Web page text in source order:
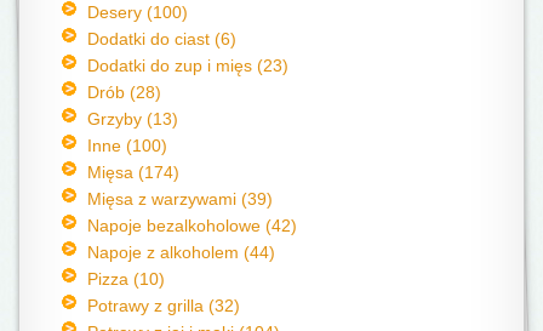
Desery (100)
Dodatki do ciast (6)
Dodatki do zup i mięs (23)
Drób (28)
Grzyby (13)
Inne (100)
Mięsa (174)
Mięsa z warzywami (39)
Napoje bezalkoholowe (42)
Napoje z alkoholem (44)
Pizza (10)
Potrawy z grilla (32)